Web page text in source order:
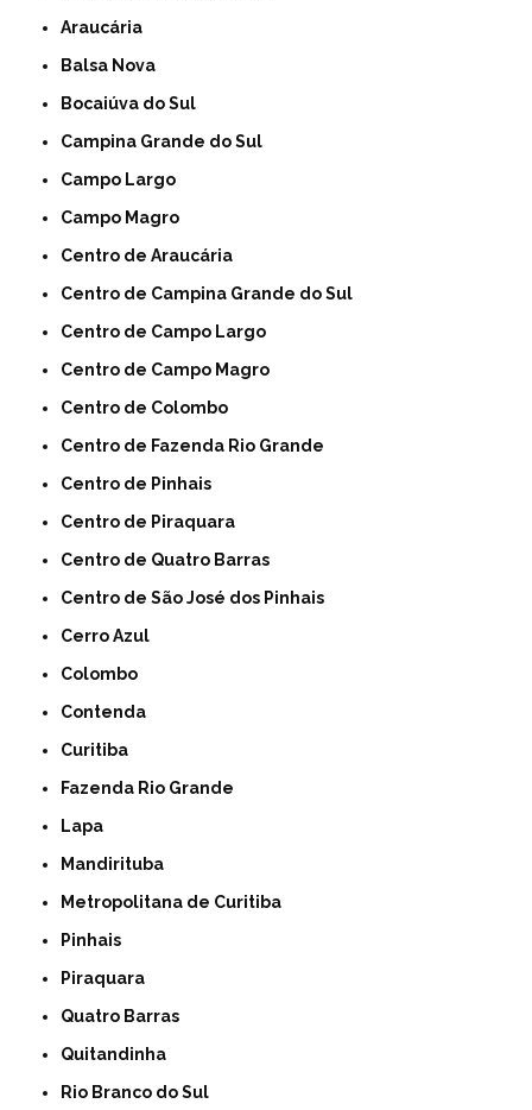
Araucária
Balsa Nova
Bocaiúva do Sul
Campina Grande do Sul
Campo Largo
Campo Magro
Centro de Araucária
Centro de Campina Grande do Sul
Centro de Campo Largo
Centro de Campo Magro
Centro de Colombo
Centro de Fazenda Rio Grande
Centro de Pinhais
Centro de Piraquara
Centro de Quatro Barras
Centro de São José dos Pinhais
Cerro Azul
Colombo
Contenda
Curitiba
Fazenda Rio Grande
Lapa
Mandirituba
Metropolitana de Curitiba
Pinhais
Piraquara
Quatro Barras
Quitandinha
Rio Branco do Sul